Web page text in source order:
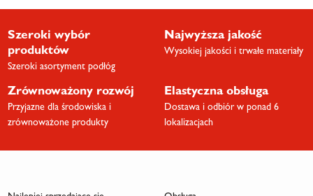
Szeroki wybór
produktów
Szeroki asortyment podłóg
Najwyższa jakość
Wysokiej jakości i trwałe materiały
Zrównoważony rozwój
Przyjazne dla środowiska i
zrównoważone produkty
Elastyczna obsługa
Dostawa i odbiór w ponad 6
lokalizacjach